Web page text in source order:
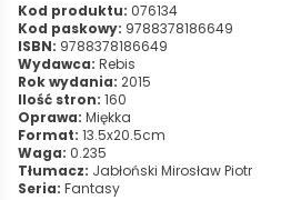
Kod produktu: 076134
Kod paskowy: 9788378186649
ISBN: 9788378186649
Wydawca: Rebis
Rok wydania: 2015
Ilość stron: 160
Oprawa: Miękka
Format: 13.5x20.5cm
Waga: 0.235
Tłumacz: Jabłoński Mirosław Piotr
Seria: Fantasy